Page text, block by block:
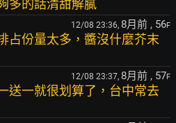
多的話清甜解膩
12/08 23:36, 8月前 , 56F
占份量太多，醬沒什麼芥末
12/08 23:37, 8月前 , 57F
送一就很划算了，台中常去